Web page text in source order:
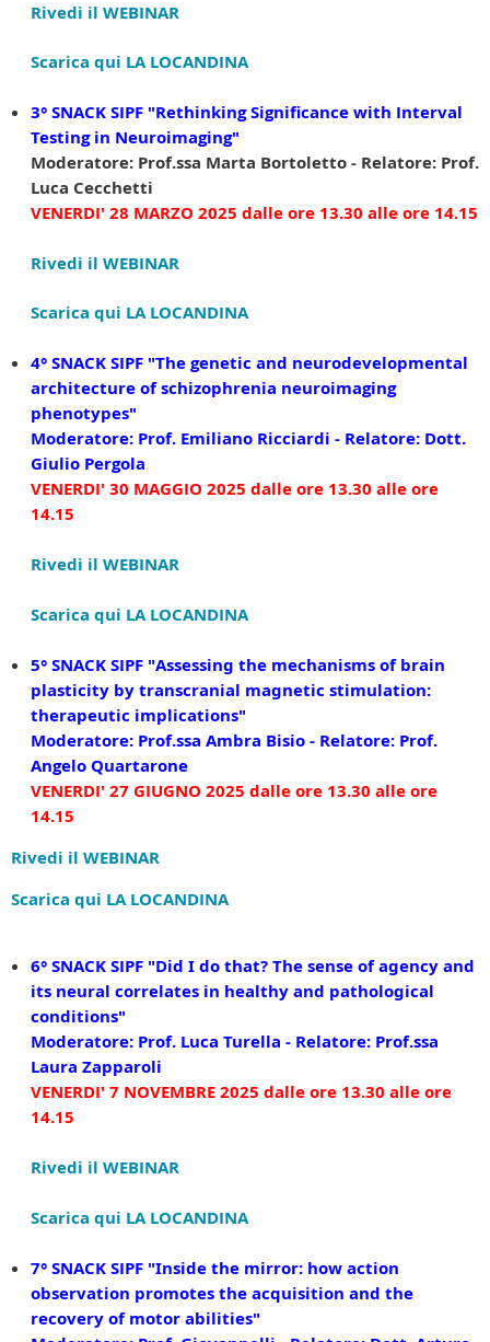
Rivedi il WEBINAR
Scarica qui LA LOCANDINA
3° SNACK SIPF "Rethinking Significance with Interval
Testing in Neuroimaging"
Moderatore: Prof.ssa Marta Bortoletto - Relatore: Prof.
Luca Cecchetti
VENERDI' 28 MARZO 2025 dalle ore 13.30 alle ore 14.15
Rivedi il WEBINAR
Scarica qui LA LOCANDINA
4° SNACK SIPF "The genetic and neurodevelopmental
architecture of schizophrenia neuroimaging
phenotypes"
Moderatore: Prof. Emiliano Ricciardi - Relatore: Dott.
Giulio Pergola
VENERDI' 30 MAGGIO 2025 dalle ore 13.30 alle ore
14.15
Rivedi il WEBINAR
Scarica qui LA LOCANDINA
5° SNACK SIPF "Assessing the mechanisms of brain
plasticity by transcranial magnetic stimulation:
therapeutic implications"
Moderatore: Prof.ssa Ambra Bisio - Relatore: Prof.
Angelo Quartarone
VENERDI' 27 GIUGNO 2025 dalle ore 13.30 alle ore
14.15
Rivedi il WEBINAR
Scarica qui LA LOCANDINA
6° SNACK SIPF "Did I do that? The sense of agency and
its neural correlates in healthy and pathological
conditions"
Moderatore: Prof. Luca Turella - Relatore: Prof.ssa
Laura Zapparoli
VENERDI' 7 NOVEMBRE 2025 dalle ore 13.30 alle ore
14.15
Rivedi il WEBINAR
Scarica qui LA LOCANDINA
7° SNACK SIPF "Inside the mirror: how action
observation promotes the acquisition and the
recovery of motor abilities"